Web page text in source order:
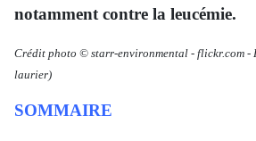
notamment contre la leucémie.
Crédit photo © starr-environmental - flickr.com -
laurier)
SOMMAIRE